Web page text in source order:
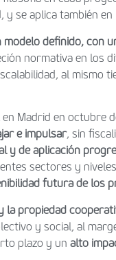
y se aplica también
modelo definido, con
normativa en los
al mismo
Madrid en octubre
e impulsar, sin
y de aplicación
sectores y
futura de los
la propiedad
y social, al
plazo y un alto